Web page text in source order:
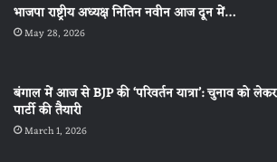
भाजपा राष्ट्रीय अध्यक्ष नितिन नवीन आज दून में…
May 28, 2026
बंगाल में आज से BJP की ‘परिवर्तन यात्रा’: चुनाव को लेकर
पार्टी की तैयारी
March 1, 2026